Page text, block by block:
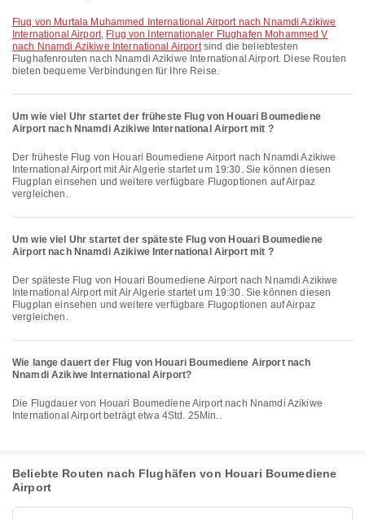
Flug von Murtala Muhammed International Airport nach Nnamdi Azikiwe
International Airport, Flug von Internationaler Flughafen Mohammed V
nach Nnamdi Azikiwe International Airportsind die beliebtesten
Flughafenrouten nach Nnamdi Azikiwe International Airport. Diese Routen
bieten bequeme Verbindungen für Ihre Reise.
Um wie viel Uhr startet der früheste Flug von Houari Boumediene
Airport nach Nnamdi Azikiwe International Airport mit ?
Der früheste Flug von Houari Boumediene Airport nach Nnamdi Azikiwe
International Airport mit Air Algerie startet um 19:30. Sie können diesen
Flugplan einsehen und weitere verfügbare Flugoptionen auf Airpaz
vergleichen.
Um wie viel Uhr startet der späteste Flug von Houari Boumediene
Airport nach Nnamdi Azikiwe International Airport mit ?
Der späteste Flug von Houari Boumediene Airport nach Nnamdi Azikiwe
International Airport mit Air Algerie startet um 19:30. Sie können diesen
Flugplan einsehen und weitere verfügbare Flugoptionen auf Airpaz
vergleichen.
Wie lange dauert der Flug von Houari Boumediene Airport nach
Nnamdi Azikiwe International Airport?
Die Flugdauer von Houari Boumediene Airport nach Nnamdi Azikiwe
International Airport beträgt etwa 4Std. 25Min..
Beliebte Routen nach Flughäfen von Houari Boumediene
Airport